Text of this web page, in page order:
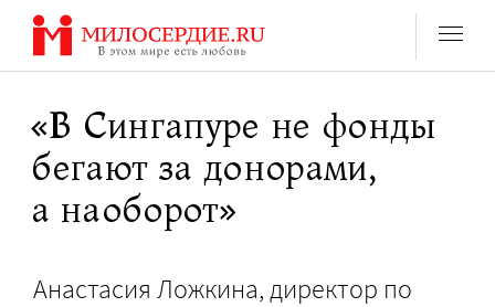
Перейти
содержанию
«В Сингапуре не фонды
бегают за донорами,
а наоборот»
Анастасия Ложкина, директор по